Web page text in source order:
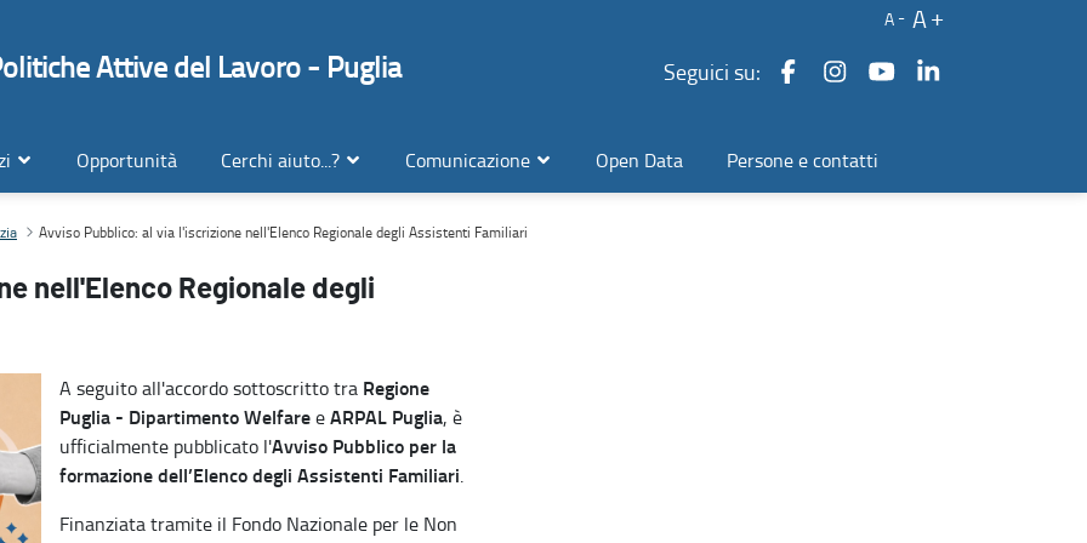
A A
Attive del Lavoro - Puglia Seguici su:
Opportunità Cerchi aiuto...? Comunicazione Open Data Persone e contatti
Familiari
Avviso Pubblico: al via l'iscrizione nell'Elenco Regionale degli Assistenti Familiari
nell'Elenco Regionale degli
A seguito all'accordo sottoscritto tra Regione
Puglia - Dipartimento WelfareeARPAL Puglia, è
ufficialmente pubblicato l'Avviso Pubblico per la
formazione dell’Elenco degli Assistenti Familiari.
Finanziata tramite il Fondo Nazionale per le Non